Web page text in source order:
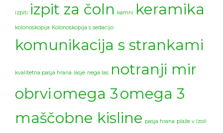
izpiti izpit za čoln kamni keramika
kolonoskopija Kolonoskopija s sedacijo
komunikacija s strankami
kvalitetna pasja hrana lasje nega las notranji mir
obrvi omega 3omega 3
maščobne kisline pasja hrana plaže v Izoli